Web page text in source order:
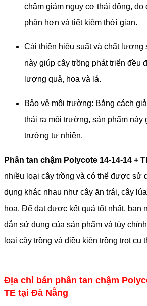
chậm giảm nguy cơ thải động, do
phân hơn và tiết kiệm thời gian.
Cải thiện hiệu suất và chất lượng
này giúp cây trồng phát triển đều
lượng quả, hoa và lá.
Bảo vệ môi trường: Bằng cách
thải ra môi trường, sản phẩm này
trường tự nhiên.
Phân tan chậm Polycote 14-14-14 +
nhiều loại cây trồng và có thể được sử
dụng khác nhau như cây ăn trái, cây
hoa. Để đạt được kết quả tốt nhất, bạn
dẫn sử dụng của sản phẩm và tùy
loại cây trồng và điều kiện trồng trọt cụ
Địa chỉ bán phân tan chậm
TE tại Đà Nẵng